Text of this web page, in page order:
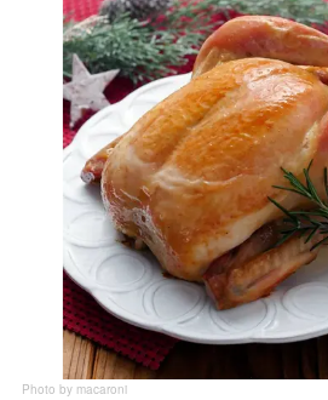
Photo by macaroni